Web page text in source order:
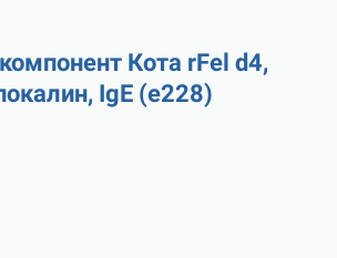
Кота rFel d4,
IgE (e228)